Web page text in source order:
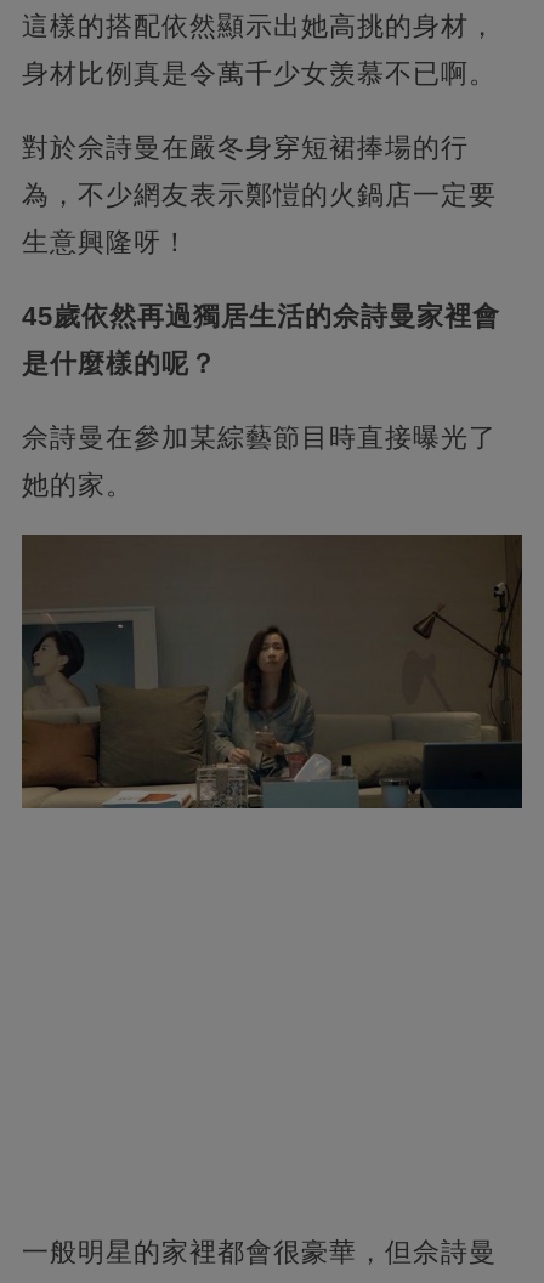
這樣的搭配依然顯示出她高挑的身材，
身材比例真是令萬千少女羡慕不已啊。
對於佘詩曼在嚴冬身穿短裙捧場的行
為，不少網友表示鄭愷的火鍋店一定要
生意興隆呀！
45歲依然再過獨居生活的佘詩曼家裡會
是什麼樣的呢？
佘詩曼在參加某綜藝節目時直接曝光了
她的家。
一般明星的家裡都會很豪華，但佘詩曼